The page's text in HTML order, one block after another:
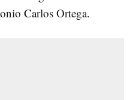
Carlos Ortega.